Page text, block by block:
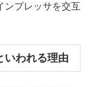
ンプレッサを交互
いわれる理由